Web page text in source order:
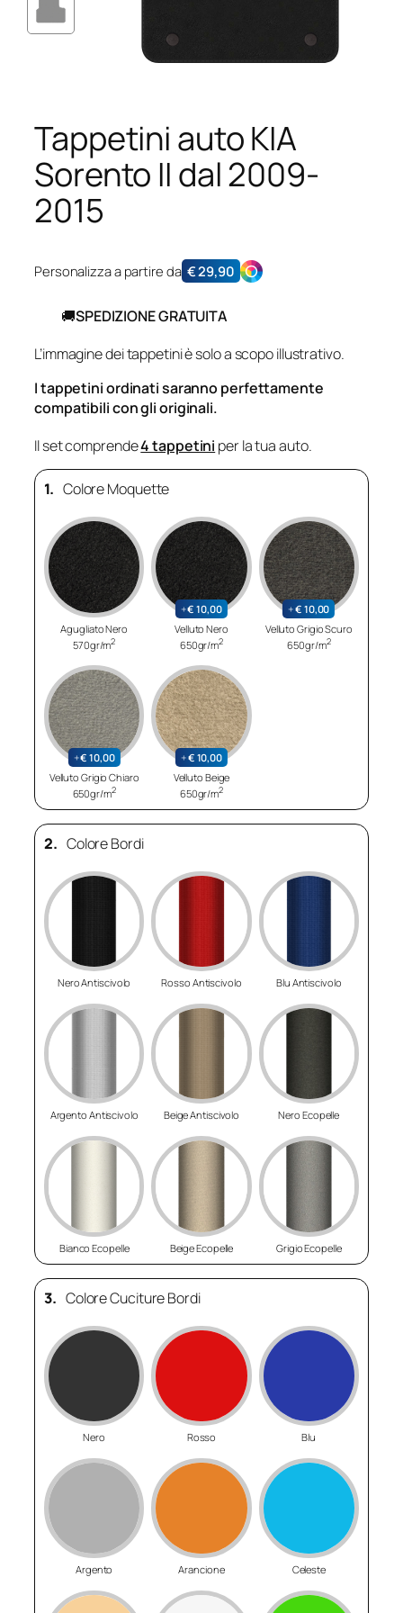
Tappetini auto KIA
Sorento II dal 2009-
2015
Personalizza a partire da €29,90
🚚SPEDIZIONE GRATUITA
L’immagine dei tappetini è solo a scopo illustrativo.
I tappetini ordinati saranno perfettamente
compatibili con gli originali.
Il set comprende4 tappetini per la tua auto.
1. Colore Moquette
Agugliato Nero
570gr/m2
+€ 10,00
Velluto Nero
650gr/m2
+€ 10,00
Velluto Grigio Scuro
650gr/m2
+€ 10,00
Velluto Grigio Chiaro
650gr/m2
+€ 10,00
Velluto Beige
650gr/m2
2. Colore Bordi
Nero Antiscivolo Rosso Antiscivolo Blu Antiscivolo
Argento Antiscivolo Beige Antiscivolo Nero Ecopelle
Bianco Ecopelle Beige Ecopelle Grigio Ecopelle
3. Colore Cuciture Bordi
Nero Rosso Blu
Argento Arancione Celeste